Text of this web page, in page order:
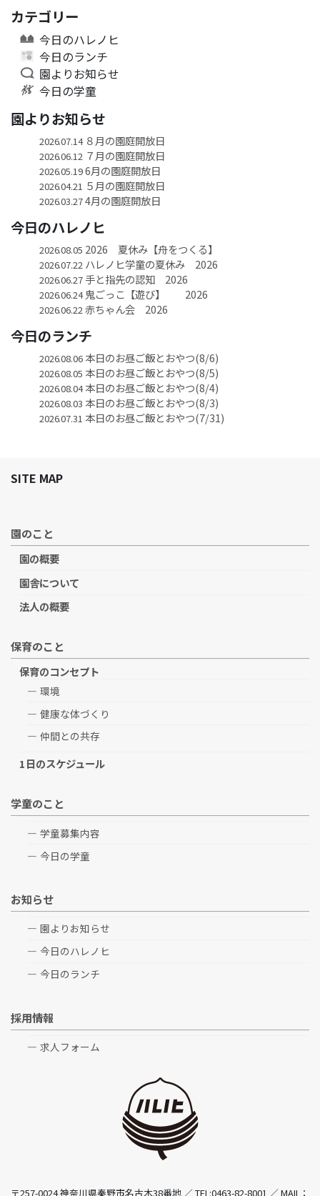
カテゴリー
今日のハレノヒ
今日のランチ
園よりお知らせ
今日の学童
園よりお知らせ
2026.07.14８月の園庭開放日
2026.06.12７月の園庭開放日
2026.05.196月の園庭開放日
2026.04.21 ５月の園庭開放日
2026.03.274月の園庭開放日
今日のハレノヒ
2026.08.05 2026 夏休み【舟をつくる】
2026.07.22ハレノヒ学童の夏休み 2026
2026.06.27手と指先の認知 2026
2026.06.24鬼ごっこ【遊び】 2026
2026.06.22赤ちゃん会 2026
今日のランチ
2026.08.06本日のお昼ご飯とおやつ(8/6)
2026.08.05 本日のお昼ご飯とおやつ(8/5)
2026.08.04本日のお昼ご飯とおやつ(8/4)
2026.08.03 本日のお昼ご飯とおやつ(8/3)
2026.07.31 本日のお昼ご飯とおやつ(7/31)
SITE MAP
園のこと
園の概要
園舎について
法人の概要
保育のこと
保育のコンセプト
環境
健康な体づくり
仲間との共存
1日のスケジュール
学童のこと
学童募集内容
今日の学童
お知らせ
園よりお知らせ
今日のハレノヒ
今日のランチ
採用情報
求人フォーム
〒257-0024 神奈川県秦野市名古木38番地 ／ TEL:0463-82-8001 ／ MAIL：